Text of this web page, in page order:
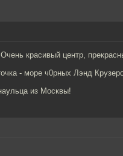
красивый центр,
- море ч0рных Лэнд
из Москвы!